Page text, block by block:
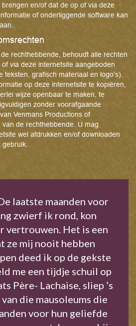
en/of dat de op of via deze
of onderliggende software kan
rechthebbende, behoudt alle rechten
via deze internetsite aangeboden
teksten, grafisch materiaal en logo’s).
op deze internetsite te kopiëren,
wijze openbaar te maken, te
zonder voorafgaande
Venmans Productions of
de rechthebbende. U mag
wel afdrukken en/of downloaden
laatste maanden voor
zwierf ik rond, kon
vertrouwen. Het is een
ze mij nooit hebben
deed ik op de gekste
me een tijdje schuil op
Père- Lachaise, sliep ’s
die mausoleums die
voor hun geliefde